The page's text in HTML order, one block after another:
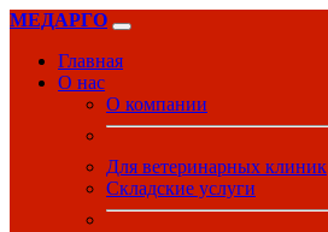
МЕДАРГО
Главная
О нас
О компании
Для ветеринарных клиник
Складские услуги